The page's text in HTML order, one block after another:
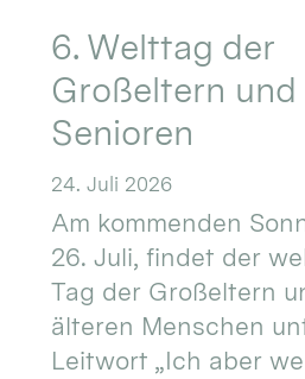
6. Welttag der
Großeltern und
Senioren
24. Juli 2026
Am kommenden
26. Juli, findet der
Tag der Großeltern
älteren Menschen
Leitwort „Ich aber